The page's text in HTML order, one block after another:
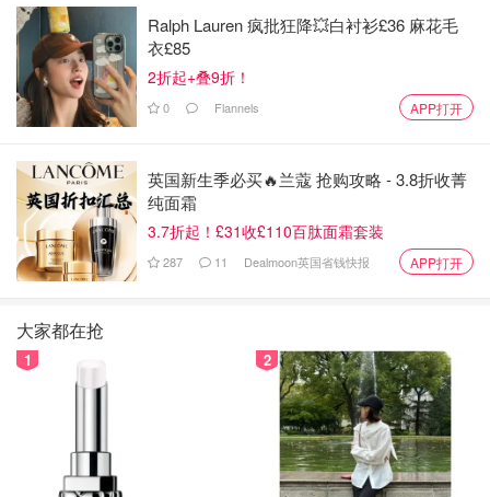
Ralph Lauren 疯批狂降💥白衬衫£36 麻花毛
衣£85
2折起+叠9折！
0 Flannels APP打开
英国新生季必买🔥兰蔻 抢购攻略 - 3.8折收菁
纯面霜
3.7折起！£31收£110百肽面霜套装
287 11 Dealmoon英国省钱快报 APP打开
大家都在抢
1 2